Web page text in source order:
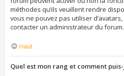
méthodes qu’ils veuillent rendre
vous ne pouvez pas utiliser
contacter un administrateur du forum.
Haut
Quel est mon rang et comment